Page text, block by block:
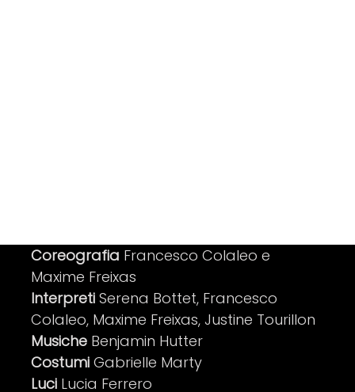
Coreografia Francesco Colaleo e
Maxime Freixas
Interpreti Serena Bottet, Francesco
Colaleo, Maxime Freixas, Justine Tourillon
Musiche Benjamin Hutter
Costumi Gabrielle Marty
Luci Lucia Ferrero